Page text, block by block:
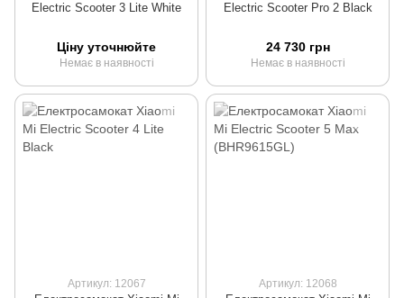
Electric Scooter 3 Lite White
Ціну уточнюйте
Немає в наявності
Electric Scooter Pro 2 Black
24 730 грн
Немає в наявності
Артикул: 12067 Артикул: 12068